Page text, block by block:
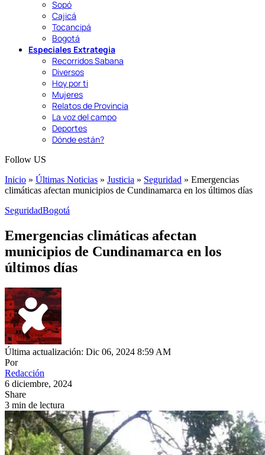
Sopó
Cajicá
Tocancipá
Bogotá
Especiales Extrategia
Recorridos Sabana
Diversos
Hoy por ti
Mujeres
Relatos de Provincia
La voz del campo
Deportes
Dónde están?
Follow US
Inicio » Últimas Noticias » Justicia » Seguridad » Emergencias
climáticas afectan municipios de Cundinamarca en los últimos días
SeguridadBogotá
Emergencias climáticas afectan
municipios de Cundinamarca en los
últimos días
Última actualización: Dic 06, 2024 8:59 AM
Por
Redacción
6 diciembre, 2024
Share
3 min de lectura